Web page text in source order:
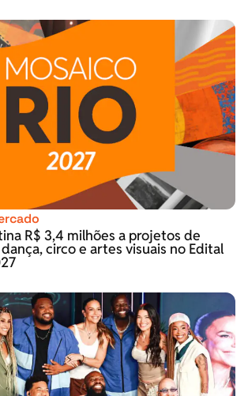
R$ 3,4 milhões a projetos de
circo e artes visuais no Edital